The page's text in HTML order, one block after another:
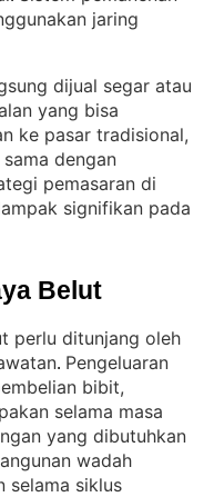
jaring
dijual segar atau
yang bisa
ke pasar tradisional,
dengan
pemasaran di
signifikan pada
Belut
perlu ditunjang oleh
. Pengeluaran
bibit,
selama masa
yang dibutuhkan
wadah
selama siklus